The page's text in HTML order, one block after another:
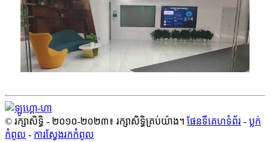
© រក្សាសិទ្ធិ - ២០១០-២០២៣៖ រក្សាសិទ្ធិគ្រប់យ៉ាង។ ផែនទីគេហទំព័រ - ប្លក់​
កំពូល - ការស្វែងរកកំពូល